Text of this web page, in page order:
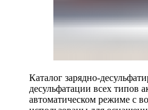
Каталог зарядно-
десульфатации всех типов
автоматическом режиме с